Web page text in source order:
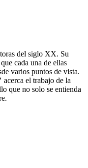
del siglo XX. Su
cada una de ellas
varios puntos de vista.
acerca el trabajo de la
que no solo se entienda